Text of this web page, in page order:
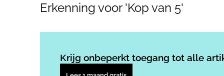
Erkenning voor 'Kop van 5'
Krijg onbeperkt toegang tot alle